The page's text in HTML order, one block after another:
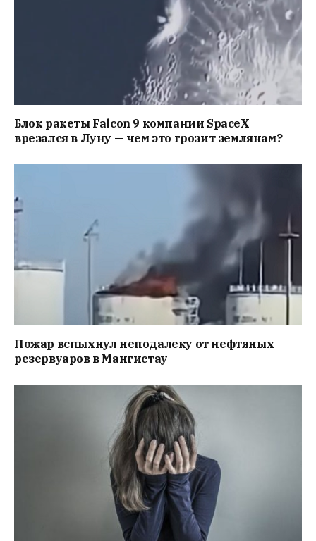
Блок ракеты Falcon 9 компании SpaceX
врезался в Луну — чем это грозит землянам?
Пожар вспыхнул неподалеку от нефтяных
резервуаров в Мангистау